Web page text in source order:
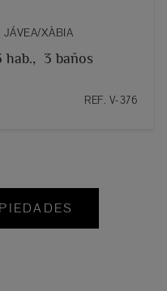
JÁVEA/XÀBIA
hab., 3 baños
REF. V-376